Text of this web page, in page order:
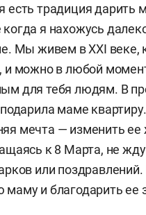
есть традиция дарить
я нахожусь
Мы живем в XXI веке,
и можно в любой
для тебя людям. В
маме
мечта — изменить ее
к 8 Марта, не жду
или
маму и благодарить ее